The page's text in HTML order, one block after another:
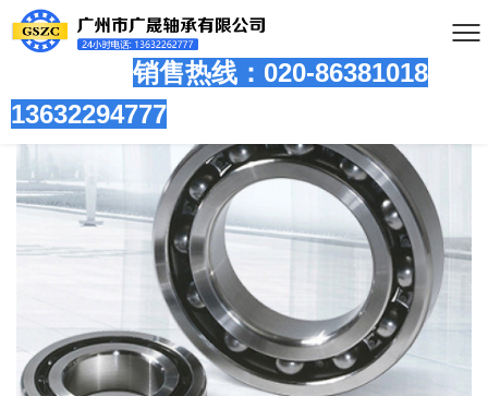
销售热线：020-86381018
13632294777